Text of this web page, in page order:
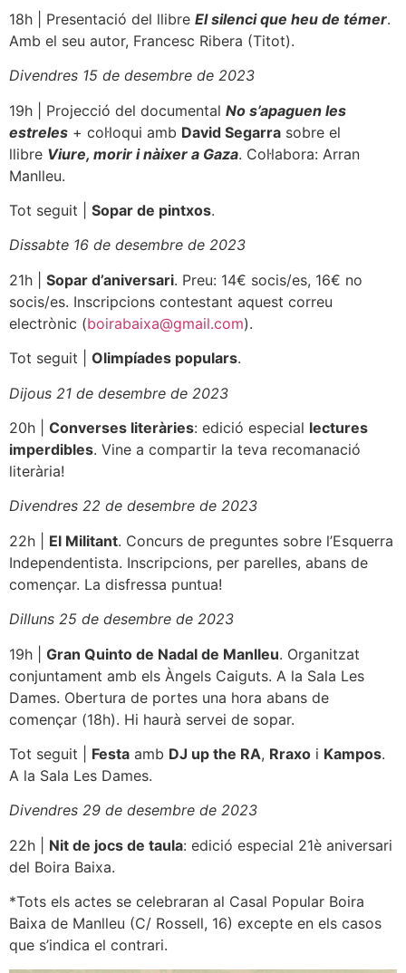
18h | Presentació del llibre El silenci que heu de témer.
Amb el seu autor, Francesc Ribera (Titot).
Divendres 15 de desembre de 2023
19h | Projecció del documental No s’apaguen les
estreles + col·loqui amb David Segarra sobre el
llibre Viure, morir i nàixer a Gaza. Col·labora: Arran
Manlleu.
Tot seguit | Sopar de pintxos.
Dissabte 16 de desembre de 2023
21h | Sopar d’aniversari. Preu: 14€ socis/es, 16€ no
socis/es. Inscripcions contestant aquest correu
electrònic (boirabaixa@gmail.com).
Tot seguit | Olimpíades populars.
Dijous 21 de desembre de 2023
20h | Converses literàries: edició especial lectures
imperdibles. Vine a compartir la teva recomanació
literària!
Divendres 22 de desembre de 2023
22h | El Militant. Concurs de preguntes sobre l’Esquerra
Independentista. Inscripcions, per parelles, abans de
començar. La disfressa puntua!
Dilluns 25 de desembre de 2023
19h | Gran Quinto de Nadal de Manlleu. Organitzat
conjuntament amb els Àngels Caiguts. A la Sala Les
Dames. Obertura de portes una hora abans de
començar (18h). Hi haurà servei de sopar.
Tot seguit | Festa amb DJ up the RA, Rraxo i Kampos.
A la Sala Les Dames.
Divendres 29 de desembre de 2023
22h | Nit de jocs de taula: edició especial 21è aniversari
del Boira Baixa.
*Tots els actes se celebraran al Casal Popular Boira
Baixa de Manlleu (C/ Rossell, 16) excepte en els casos
que s’indica el contrari.